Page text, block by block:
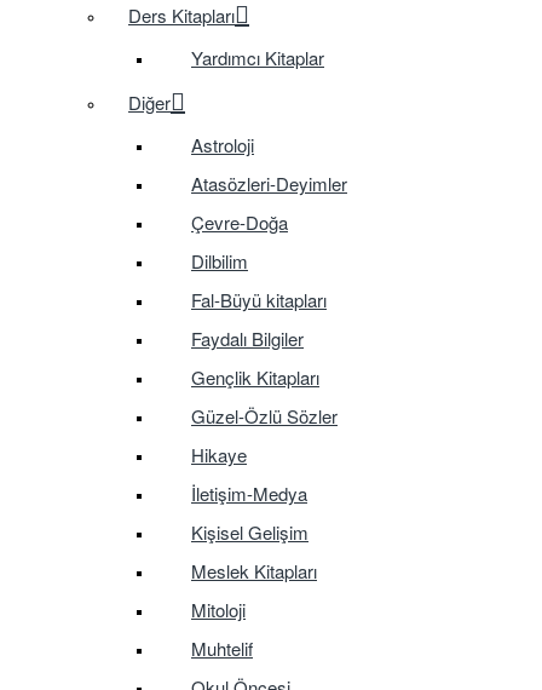
Ders Kitapları
Yardımcı Kitaplar
Diğer
Astroloji
Atasözleri-Deyimler
Çevre-Doğa
Dilbilim
Fal-Büyü kitapları
Faydalı Bilgiler
Gençlik Kitapları
Güzel-Özlü Sözler
Hikaye
İletişim-Medya
Kişisel Gelişim
Meslek Kitapları
Mitoloji
Muhtelif